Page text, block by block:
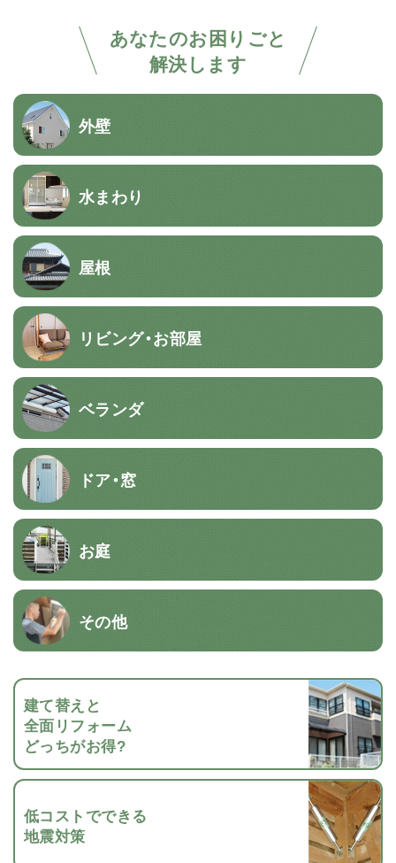
あなたのお困りごと
解決します
外壁
水まわり
屋根
リビング・お部屋
ベランダ
ドア・窓
お庭
その他
建て替えと
全面リフォーム
どっちがお得?
低コストでできる
地震対策